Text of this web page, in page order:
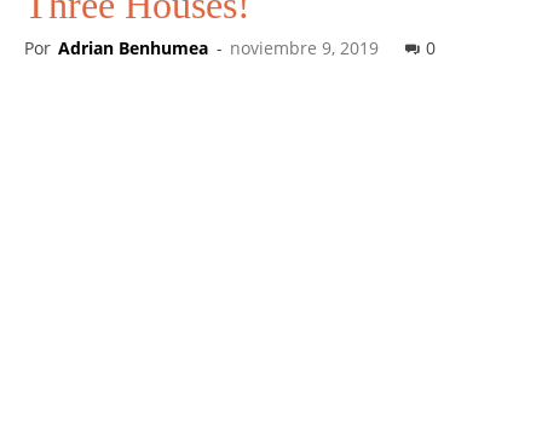
Por Adrian Benhumea - noviembre 9, 2019 0